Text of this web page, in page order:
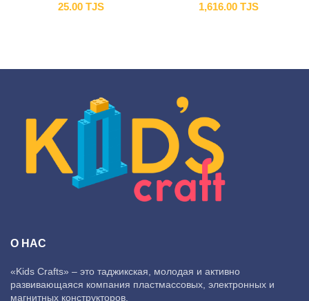
25.00 TJS 1,616.00 TJS
О НАС
«Kids Crafts» – это таджикская, молодая и активно
развивающаяся компания пластмассовых, электронных и
магнитных конструкторов.